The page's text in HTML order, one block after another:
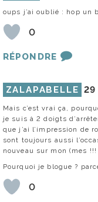
oups j’ai oublié : hop un
0
RÉPONDRE
ZALAPABELLE 29
Mais c’est vrai ça,
je suis à 2 doigts
que j’ai l’impression de
sont toujours aussi
nouveau sur mon (mes
Pourquoi je blogue ?
0